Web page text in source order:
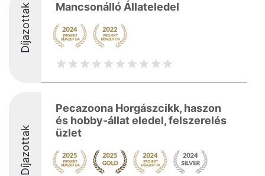
Díjazottak Mancsonálló Állateledel
Díjazottak
Pecazoona Horgászcikk, haszon
és hobby-állat eledel, felszerelés
üzlet